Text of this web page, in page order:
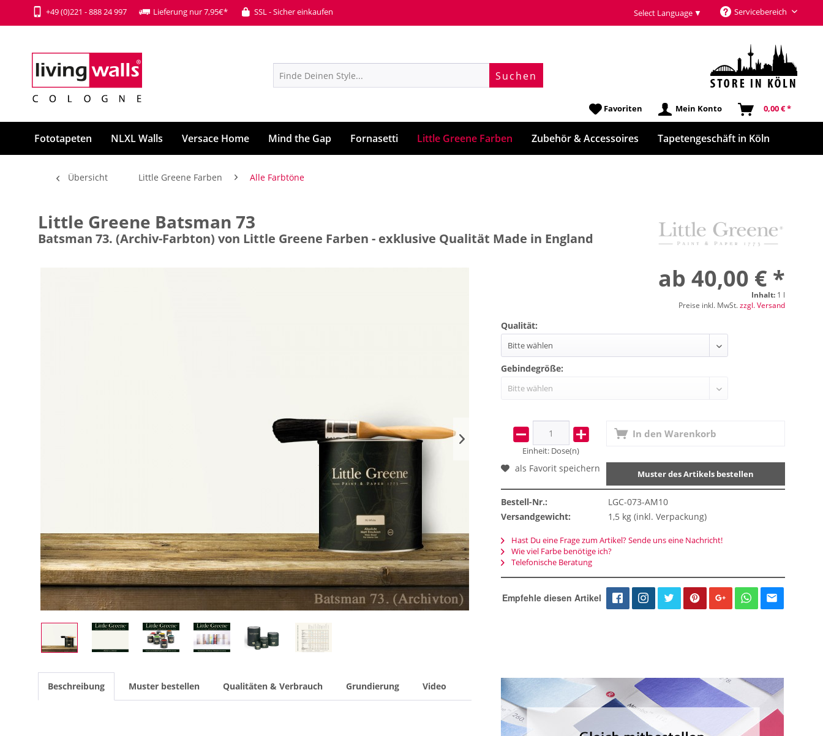
+49 (0)221 - 888 24 997 Lieferung nur 7,95€* SSL - Sicher einkaufen Servicebereich
Select Language ▼
Suchen
Favoriten Mein Konto 0,00 € *
Fototapeten NLXL Walls Versace Home Mind the Gap Fornasetti Little Greene Farben Zubehör & Accessoires Tapetengeschäft in Köln
Übersicht Little Greene Farben Alle Farbtöne
Little Greene Batsman 73
Batsman 73. (Archiv-Farbton) von Little Greene Farben - exklusive Qualität Made in England
ab 40,00 € *
Inhalt: 1 l
Preise inkl. MwSt.zzgl. Versand
Qualität:
Gebindegröße:
Einheit: Dose(n)
In den Warenkorb
Muster des Artikels bestellen
als Favorit speichern
Bestell-Nr.:
LGC-073-AM10
Versandgewicht:
1,5 kg (inkl. Verpackung)
Hast Du eine Frage zum Artikel? Sende uns eine Nachricht!
Wie viel Farbe benötige ich?
Telefonische Beratung
Empfehle diesen Artikel
Beschreibung Muster bestellen Qualitäten & Verbrauch Grundierung Video